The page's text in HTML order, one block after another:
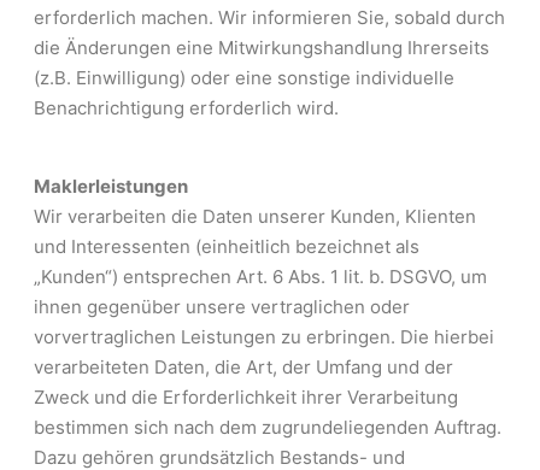
erforderlich machen. Wir informieren Sie, sobald durch
die Änderungen eine Mitwirkungshandlung Ihrerseits
(z.B. Einwilligung) oder eine sonstige individuelle
Benachrichtigung erforderlich wird.
Maklerleistungen
Wir verarbeiten die Daten unserer Kunden, Klienten
und Interessenten (einheitlich bezeichnet als
„Kunden“) entsprechen Art. 6 Abs. 1 lit. b. DSGVO, um
ihnen gegenüber unsere vertraglichen oder
vorvertraglichen Leistungen zu erbringen. Die hierbei
verarbeiteten Daten, die Art, der Umfang und der
Zweck und die Erforderlichkeit ihrer Verarbeitung
bestimmen sich nach dem zugrundeliegenden Auftrag.
Dazu gehören grundsätzlich Bestands- und